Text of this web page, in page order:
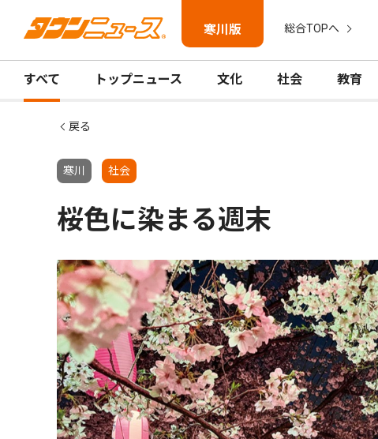
寒川版 総合TOPへ
すべて トップニュース 文化 社会 教育
戻る
寒川 社会
桜色に染まる週末